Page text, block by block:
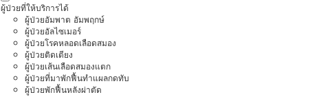
ผู้ป่วยที่ให้บริการได้
ผู้ป่วยอัมพาต อัมพฤกษ์
ผู้ป่วยอัลไซเมอร์
ผู้ป่วยโรคหลอดเลือดสมอง
ผู้ป่วยติดเตียง
ผู้ป่วยเส้นเลือดสมองแตก
ผู้ป่วยที่มาพักฟื้นทำแผลกดทับ
ผู้ป่วยพักฟื้นหลังผ่าตัด